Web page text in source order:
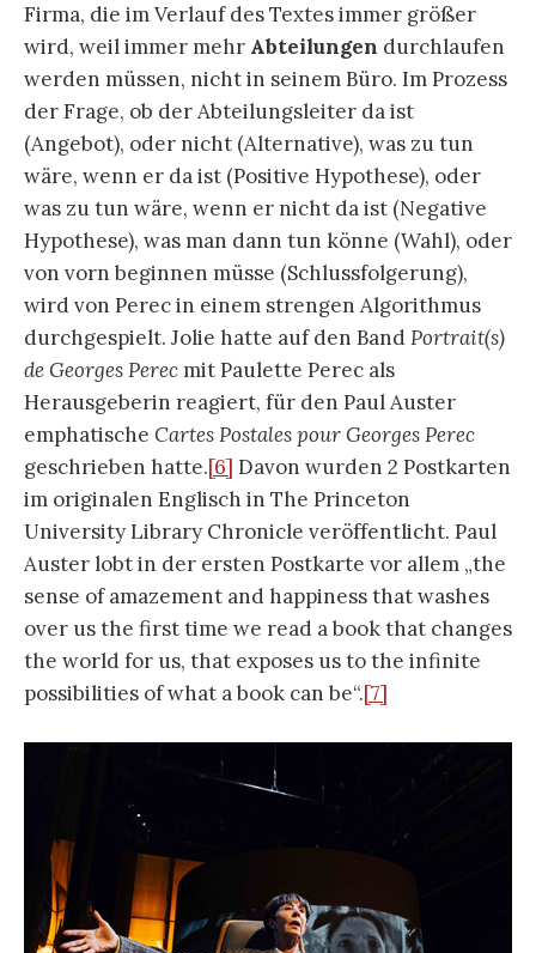
Firma, die im Verlauf des Textes immer größer
wird, weil immer mehr Abteilungen durchlaufen
werden müssen, nicht in seinem Büro. Im Prozess
der Frage, ob der Abteilungsleiter da ist
(Angebot), oder nicht (Alternative), was zu tun
wäre, wenn er da ist (Positive Hypothese), oder
was zu tun wäre, wenn er nicht da ist (Negative
Hypothese), was man dann tun könne (Wahl), oder
von vorn beginnen müsse (Schlussfolgerung),
wird von Perec in einem strengen Algorithmus
durchgespielt. Jolie hatte auf den BandPortrait(s)
de Georges Perec mit Paulette Perec als
Herausgeberin reagiert, für den Paul Auster
emphatische Cartes Postales pour Georges Perec
geschrieben hatte.[6] Davon wurden 2 Postkarten
im originalen Englisch in The Princeton
University Library Chronicle veröffentlicht. Paul
Auster lobt in der ersten Postkarte vor allem „the
sense of amazement and happiness that washes
over us the first time we read a book that changes
the world for us, that exposes us to the infinite
possibilities of what a book can be“.[7]